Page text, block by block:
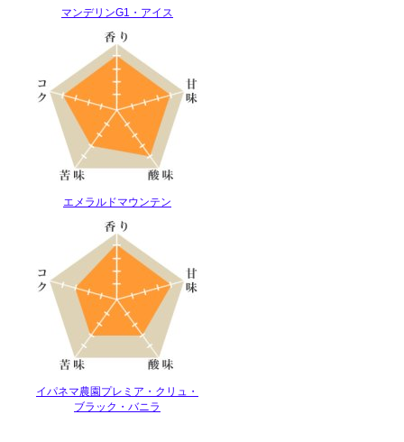
マンデリンG1・アイス
エメラルドマウンテン
イパネマ農園プレミア・クリュ・
ブラック・バニラ